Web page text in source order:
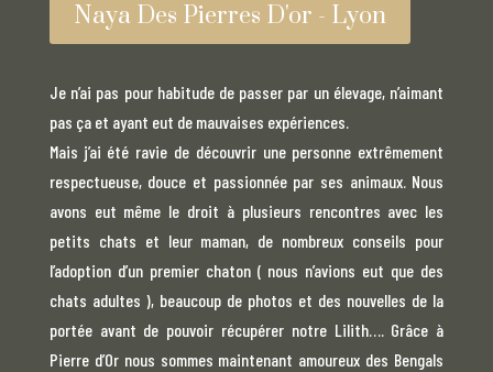
Naya Des Pierres D'or - Lyon
Je n’ai pas pour habitude de passer par un élevage, n’aimant
pas ça et ayant eut de mauvaises expériences.
Mais j’ai été ravie de découvrir une personne extrêmement
respectueuse, douce et passionnée par ses animaux. Nous
avons eut même le droit à plusieurs rencontres avec les
petits chats et leur maman, de nombreux conseils pour
l’adoption d’un premier chaton ( nous n’avions eut que des
chats adultes ), beaucoup de photos et des nouvelles de la
portée avant de pouvoir récupérer notre Lilith…. Grâce à
Pierre d’Or nous sommes maintenant amoureux des Bengals